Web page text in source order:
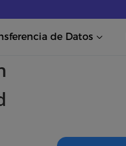
de Datos